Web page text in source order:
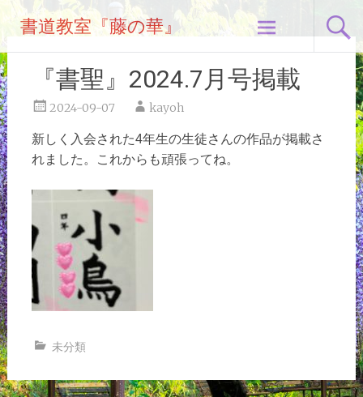
テ
ン
ツ
へ
ス
キ
ッ
プ
書道教室『藤の華』
『書聖』2024.7月号掲載
2024-09-07 kayoh
新しく入会された4年生の生徒さんの作品が掲載さ
れました。これからも頑張ってね。
未分類